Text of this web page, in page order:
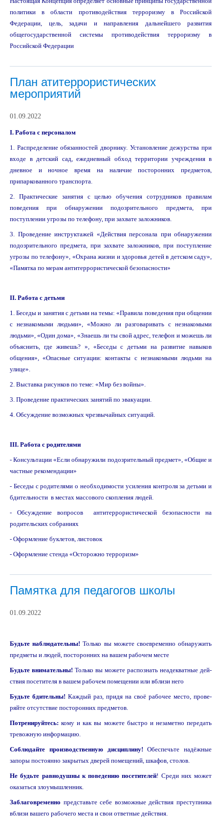
политики в области противодействия терроризму в Российской
Федерации, цель, задачи и направления дальнейшего развития
общегосударственной системы противодействия терроризму в
Российской Федерации
План атитеррористических
мероприятий
01.09.2022
I. Работа с персоналом
1. Распределение обязанностей дворнику. Установление дежурства при
входе в детский сад, ежедневный обход территории учреждения в
дневное и ночное время на наличие посторонних предметов,
припаркованного транспорта.
2. Практические занятия с целью обучения сотрудников правилам
поведения при обнаружении подозрительного предмета, при
поступлении угрозы по телефону, при захвате заложников.
3. Проведение инструктажей «Действия персонала при обнаружении
подозрительного предмета, при захвате заложников, при поступление
угрозы по телефону», «Охрана жизни и здоровья детей в детском саду»,
«Памятка по мерам антитеррористической безопасности»
II. Работа с детьми
1. Беседы и занятия с детьми на темы: «Правила поведения при общении
с незнакомыми людьми», «Можно ли разговаривать с незнакомыми
людьми», «Один дома», «Знаешь ли ты свой адрес, телефон и можешь ли
объяснить, где живешь? », «Беседы с детьми на развитие навыков
общения», «Опасные ситуации: контакты с незнакомыми людьми на
улице».
2. Выставка рисунков по теме: «Мир без войны».
3. Проведение практических занятий по эвакуации.
4. Обсуждение возможных чрезвычайных ситуаций.
III. Работа с родителями
- Консультации «Если обнаружили подозрительный предмет», «Общие и
частные рекомендации»
- Беседы с родителями о необходимости усиления контроля за детьми и
бдительности в местах массового скопления людей.
- Обсуждение вопросов антитеррористической безопасности на
родительских собраниях
- Оформление буклетов, листовок
- Оформление стенда «Осторожно терроризм»
Памятка для педагогов школы
01.09.2022
Будьте наблюдательны! Только вы можете своевременно обнаружить
предметы и людей, посторонних на вашем рабочем месте
Будьте внимательны! Только вы можете распознать неадекватные дей­
ствия посетителя в вашем рабочем помещении или вблизи него
Будьте бдительны! Каждый раз, придя на своё рабочее место, прове­
ряйте отсутствие посторонних предметов.
Потренируйтесь: кому и как вы можете быстро и незаметно передать
тревожную информацию.
Соблюдайте производственную дисциплину! Обеспечьте надёжные
запоры постоянно закрытых дверей помещений, шкафов, столов.
Не будьте равнодушны к поведению посетителей! Среди них может
ока­заться злоумышленник.
Заблаговременно представьте себе возможные действия преступника
вблизи вашего рабочего места и свои ответные действия.